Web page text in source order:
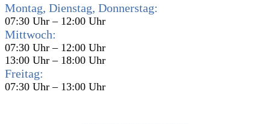
Montag, Dienstag, Donnerstag:
07:30 Uhr – 12:00 Uhr
Mittwoch:
07:30 Uhr – 12:00 Uhr
13:00 Uhr – 18:00 Uhr
Freitag:
07:30 Uhr – 13:00 Uhr